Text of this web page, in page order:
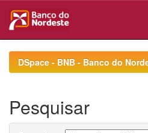
navigationDSpace - BNB - Banco do
Pesquisar